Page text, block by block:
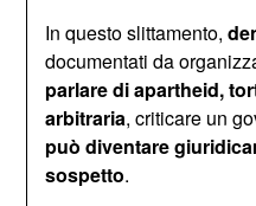
In questo slittamento,
documentati da
parlare di apartheid,
arbitraria, criticare un
può diventare
sospetto.